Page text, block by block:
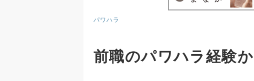
パワハラ
前職のパワハラ経験